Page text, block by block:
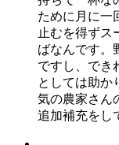
ために月に一
止むを得ずス
ばなんです。
ですし、でき
としては助か
気の農家さん
追加補充をし